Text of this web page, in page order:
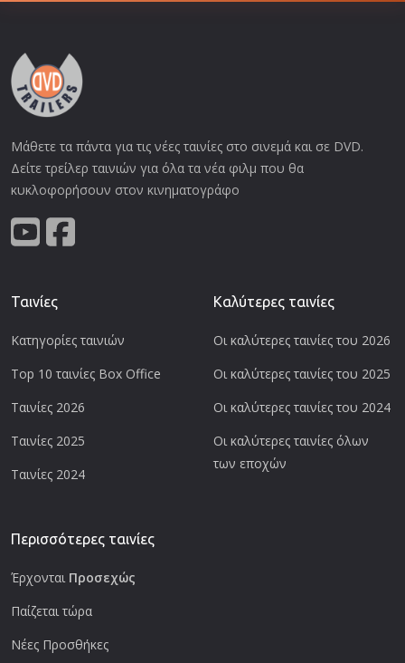
Μάθετε τα πάντα για τις νέες ταινίες στο σινεμά και σε DVD.
Δείτε τρείλερ ταινιών για όλα τα νέα φιλμ που θα
κυκλοφορήσουν στον κινηματογράφο
Ταινίες
Κατηγορίες ταινιών
Top 10 ταινίες Box Office
Ταινίες 2026
Ταινίες 2025
Ταινίες 2024
Καλύτερες ταινίες
Οι καλύτερες ταινίες του 2026
Οι καλύτερες ταινίες του 2025
Οι καλύτερες ταινίες του 2024
Οι καλύτερες ταινίες όλων
των εποχών
Περισσότερες ταινίες
Έρχονται Προσεχώς
Παίζεται τώρα
Νέες Προσθήκες